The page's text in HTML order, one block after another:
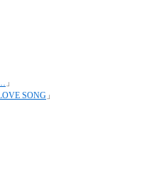
」
SONG 」